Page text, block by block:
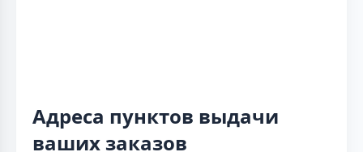
Адреса пунктов выдачи
ваших заказов